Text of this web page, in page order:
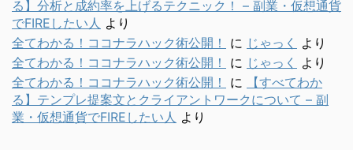
る】分析と成約率を上げるテクニック！ – 副業・仮想通貨
でFIREしたい人 より
全てわかる！ココナラハック術公開！
に じゃっく
より
全てわかる！ココナラハック術公開！
に じゃっく
より
全てわかる！ココナラハック術公開！
に
【すべてわか
る】テンプレ提案文とクライアントワークについて – 副
業・仮想通貨でFIREしたい人 より